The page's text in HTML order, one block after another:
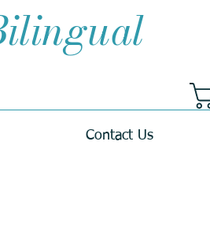
Contact Us